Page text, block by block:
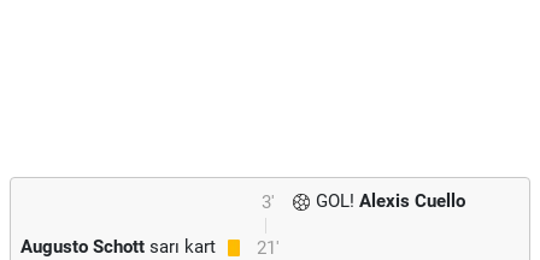
3' GOL! Alexis Cuello
21'
Augusto Schott sarı kart